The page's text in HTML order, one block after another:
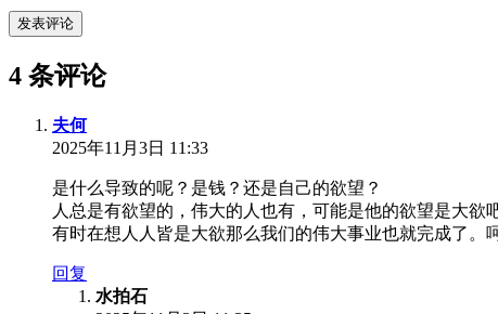
发表评论
4 条评论
夫何
2025年11月3日 11:33
是什么导致的呢？是钱？还是自己的欲望？
人总是有欲望的，伟大的人也有，可能是他的欲望是大欲
有时在想人人皆是大欲那么我们的伟大事业也就完成了。
回复
水拍石